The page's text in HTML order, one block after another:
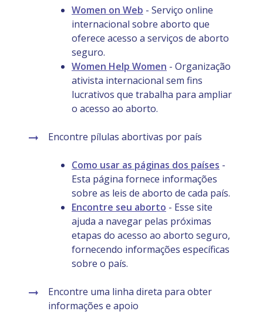
Women on Web - Serviço online
internacional sobre aborto que
oferece acesso a serviços de aborto
seguro.
Women Help Women - Organização
ativista internacional sem fins
lucrativos que trabalha para ampliar
o acesso ao aborto.
Encontre pílulas abortivas por país
Como usar as páginas dos países -
Esta página fornece informações
sobre as leis de aborto de cada país.
Encontre seu aborto - Esse site
ajuda a navegar pelas próximas
etapas do acesso ao aborto seguro,
fornecendo informações específicas
sobre o país.
Encontre uma linha direta para obter
informações e apoio